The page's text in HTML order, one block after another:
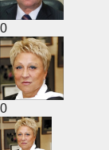
0
0